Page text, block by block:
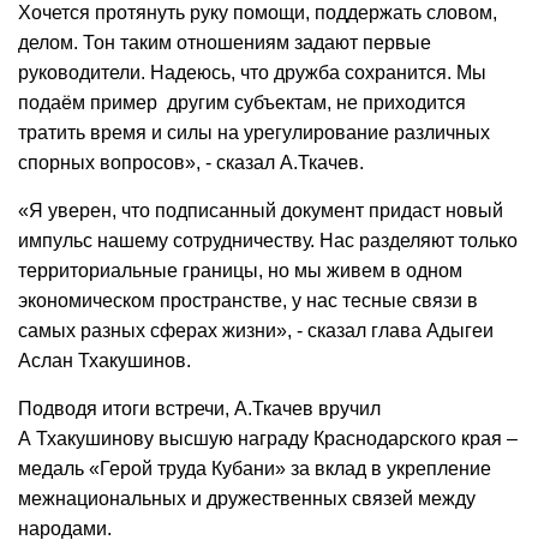
Хочется протянуть руку помощи, поддержать словом,
делом. Тон таким отношениям задают первые
руководители. Надеюсь, что дружба сохранится. Мы
подаём пример другим субъектам, не приходится
тратить время и силы на урегулирование различных
спорных вопросов», - сказал А.Ткачев.
«Я уверен, что подписанный документ придаст новый
импульс нашему сотрудничеству. Нас разделяют только
территориальные границы, но мы живем в одном
экономическом пространстве, у нас тесные связи в
самых разных сферах жизни», - сказал глава Адыгеи
Аслан Тхакушинов.
Подводя итоги встречи, А.Ткачев вручил
А Тхакушинову высшую награду Краснодарского края –
медаль «Герой труда Кубани» за вклад в укрепление
межнациональных и дружественных связей между
народами.